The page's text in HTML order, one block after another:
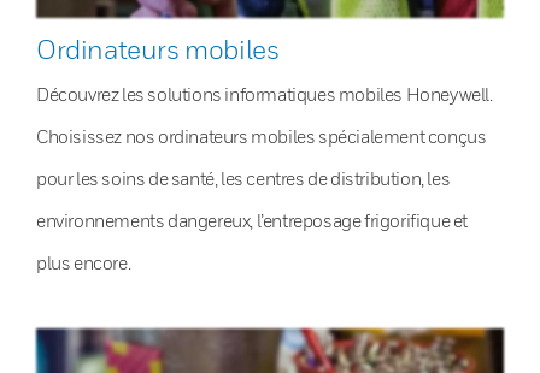
Ordinateurs mobiles
Découvrez les solutions informatiques mobiles Honeywell.
Choisissez nos ordinateurs mobiles spécialement conçus
pour les soins de santé, les centres de distribution, les
environnements dangereux, l’entreposage frigorifique et
plus encore.